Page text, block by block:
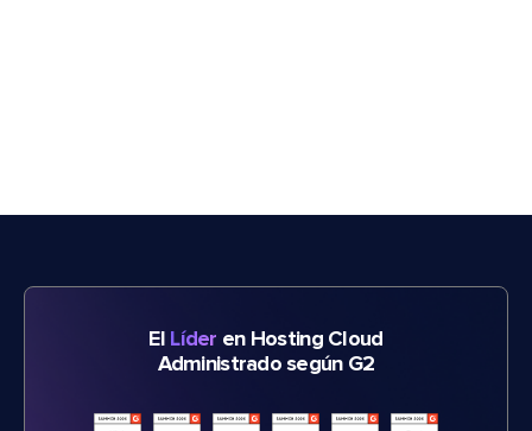
El Líder en Hosting Cloud
Administrado según G2